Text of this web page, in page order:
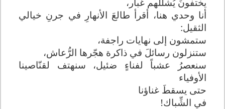
أنا وحدي هنا، أقرأ طالعَ الأنهارِ في جرنِ خيالي
الثقيل:
ستمشون إلى نهايات راجفة،
ستنزلون رسائلَ في ذاكرة هجّرها الرُّعاش،
سنعصرُ عشباً لفناءٍ ضئيل، سنهتف لقنّاصينا
الأوفياء
حتى يسقطَ غناؤنا
في الشِّباك!